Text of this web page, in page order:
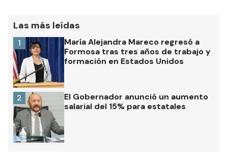
Las más leídas
María Alejandra Mareco regresó a
Formosa tras tres años de trabajo y
formación en Estados Unidos
1
El Gobernador anunció un aumento
salarial del 15% para estatales
2